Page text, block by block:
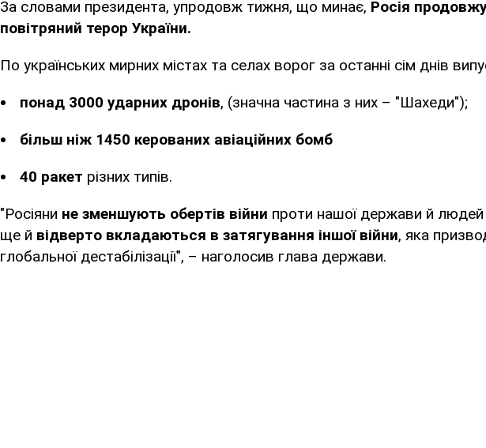
За словами президента, упродовж тижня, що минає, Росія
повітряний терор України.
По українських мирних містах та селах ворог за останні сім днів
понад 3000 ударних дронів, (значна частина з них – "Шахеди");
більш ніж 1450 керованих авіаційних бомб
40 ракет різних типів.
"Росіяни не зменшують обертів війни проти нашої держави й
ще й відверто вкладаються в затягування іншої війни, яка
глобальної дестабілізації", – наголосив глава держави.